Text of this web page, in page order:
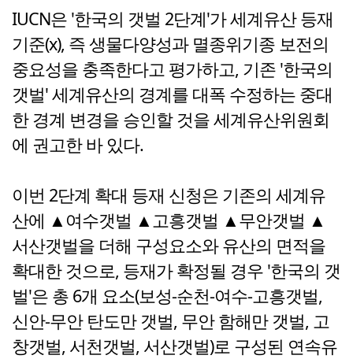
IUCN은 '한국의 갯벌 2단계'가 세계유산 등재
기준(x), 즉 생물다양성과 멸종위기종 보전의
중요성을 충족한다고 평가하고, 기존 '한국의
갯벌' 세계유산의 경계를 대폭 수정하는 중대
한 경계 변경을 승인할 것을 세계유산위원회
에 권고한 바 있다.
이번 2단계 확대 등재 신청은 기존의 세계유
산에 ▲여수갯벌 ▲고흥갯벌 ▲무안갯벌 ▲
서산갯벌을 더해 구성요소와 유산의 면적을
확대한 것으로, 등재가 확정될 경우 '한국의 갯
벌'은 총 6개 요소(보성-순천-여수-고흥갯벌,
신안-무안 탄도만 갯벌, 무안 함해만 갯벌, 고
창갯벌, 서천갯벌, 서산갯벌)로 구성된 연속유